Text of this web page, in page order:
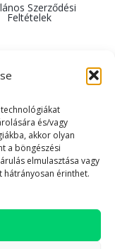
és/vagy
akkor olyan
a böngészési
elmulasztása vagy
hátrányosan érinthet.
Szerződési
Feltételek
Feliratkozás
fenntartva|